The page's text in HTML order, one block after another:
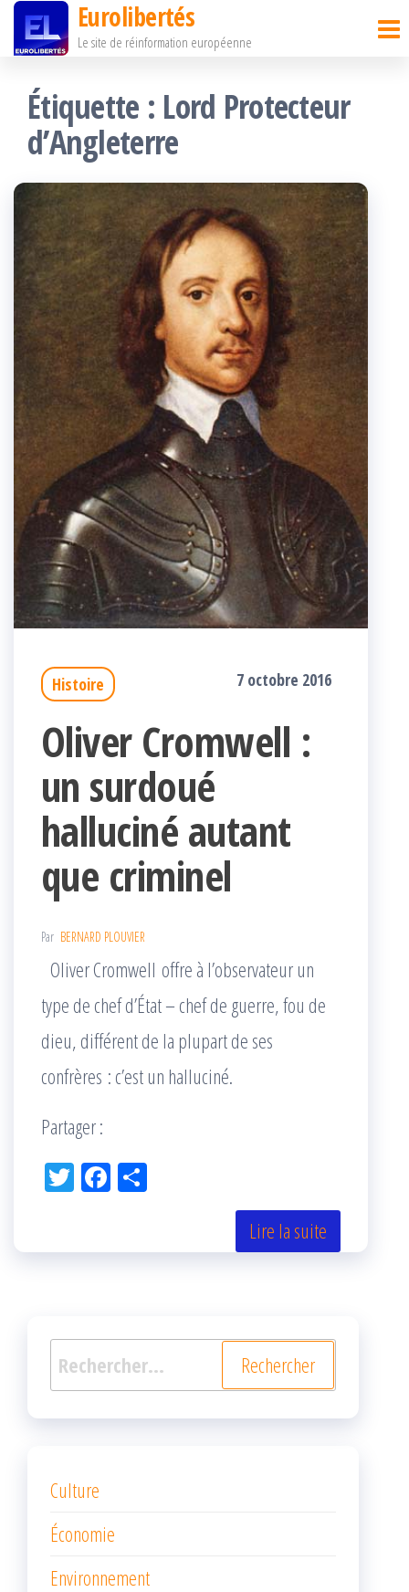
Passer
contenu
Eurolibertés
Le site de réinformation européenne
Étiquette : Lord Protecteur
d’Angleterre
Histoire 7 octobre 2016
Oliver Cromwell :
un surdoué
halluciné autant
que criminel
Par BERNARD PLOUVIER
Oliver Cromwell offre à l’observateur un
type de chef d’État – chef de guerre, fou de
dieu, différent de la plupart de ses
confrères : c’est un halluciné.
Partager :
Tw Fac
k r
Lire la suite
Rechercher :
Culture
Économie
Environnement